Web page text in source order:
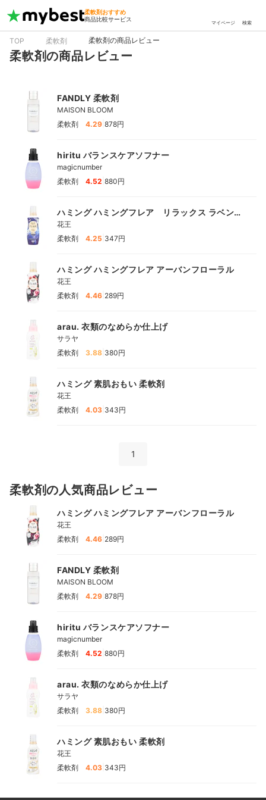
柔軟剤おすすめ
商品比較サービス
マイページ 検索
TOP 柔軟剤 柔軟剤の商品レビュー
柔軟剤の商品レビュー
FANDLY 柔軟剤
MAISON BLOOM
柔軟剤
4.29 878円
hiritu バランスケアソフナー
magicnumber
柔軟剤
4.52 880円
ハミング ハミングフレア リラックス ラベンダ
ーアロマ
花王
柔軟剤
4.25 347円
ハミング ハミングフレア アーバンフローラル
花王
柔軟剤
4.46 289円
arau. 衣類のなめらか仕上げ
サラヤ
柔軟剤
3.88 380円
ハミング 素肌おもい 柔軟剤
花王
柔軟剤
4.03 343円
1
柔軟剤の人気商品レビュー
ハミング ハミングフレア アーバンフローラル
花王
柔軟剤
4.46 289円
FANDLY 柔軟剤
MAISON BLOOM
柔軟剤
4.29 878円
hiritu バランスケアソフナー
magicnumber
柔軟剤
4.52 880円
arau. 衣類のなめらか仕上げ
サラヤ
柔軟剤
3.88 380円
ハミング 素肌おもい 柔軟剤
花王
柔軟剤
4.03 343円